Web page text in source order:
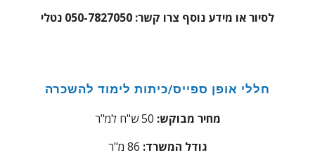
לסיור או מידע נוסף צרו קשר: 050-7827050 נטלי
חללי אופן ספייס/כיתות לימוד להשכרה
מחיר מבוקש: 50 ש"ח למ"ר
גודל המשרד: